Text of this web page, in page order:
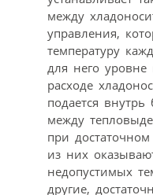
между
управления,
температуру
для него
расходе
подается
между
при
из них
недопустимых
другие,